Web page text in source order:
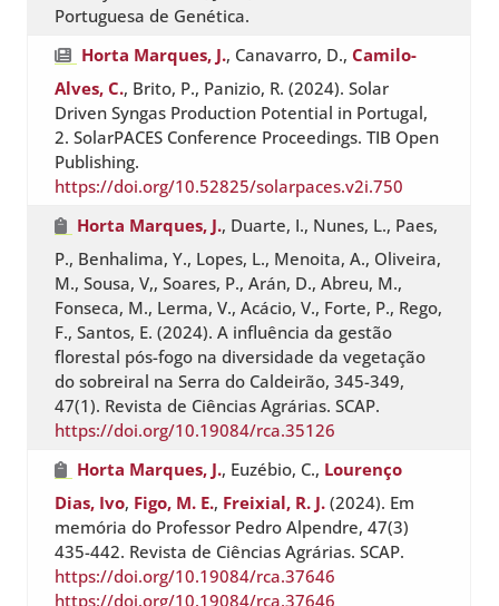
Portuguesa de Genética.
Horta Marques, J., Canavarro, D.,Camilo-
Alves, C., Brito, P., Panizio, R. (2024). Solar
Driven Syngas Production Potential in Portugal,
2. SolarPACES Conference Proceedings. TIB Open
Publishing.
https://doi.org/10.52825/solarpaces.v2i.750
Horta Marques, J., Duarte, I., Nunes, L., Paes,
P., Benhalima, Y., Lopes, L., Menoita, A., Oliveira,
M., Sousa, V,, Soares, P., Arán, D., Abreu, M.,
Fonseca, M., Lerma, V., Acácio, V., Forte, P., Rego,
F., Santos, E. (2024). A influência da gestão
florestal pós-fogo na diversidade da vegetação
do sobreiral na Serra do Caldeirão, 345-349,
47(1). Revista de Ciências Agrárias. SCAP.
https://doi.org/10.19084/rca.35126
Horta Marques, J., Euzébio, C., Lourenço
Dias, Ivo, Figo, M. E., Freixial, R. J. (2024). Em
memória do Professor Pedro Alpendre, 47(3)
435-442. Revista de Ciências Agrárias. SCAP.
https://doi.org/10.19084/rca.37646
https://doi.org/10.19084/rca.37646